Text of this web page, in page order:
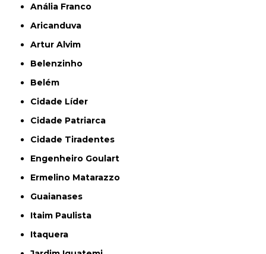
Anália Franco
Aricanduva
Artur Alvim
Belenzinho
Belém
Cidade Líder
Cidade Patriarca
Cidade Tiradentes
Engenheiro Goulart
Ermelino Matarazzo
Guaianases
Itaim Paulista
Itaquera